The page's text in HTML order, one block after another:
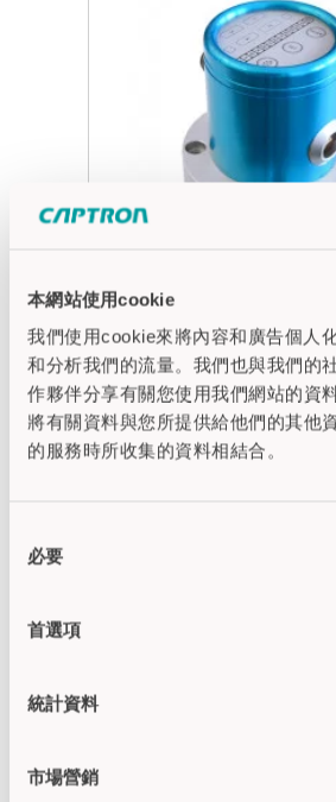
本網站使用cookie
我們使用cookie來將內容和廣告個人
和分析我們的流量。我們也與我們的
作夥伴分享有關您使用我們網站的資
將有關資料與您所提供給他們的其他
的服務時所收集的資料相結合。
必要
首選項
統計資料
市場營銷
VA-244-SEP
四个开关量
四个开关量输出NO / NC可
测量值通过放大器显示